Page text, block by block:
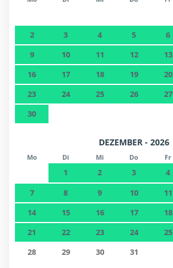
2
3 4 5 6
9
10 11 12 13
16
17 18 19 20
23
24 25 26 27
30
DEZEMBER - 2026
Mo Di Mi Do Fr
1 2 3 4
7
8 9 10 11
14
15 16 17 18
21
22 23 24 25
28
29 30 31